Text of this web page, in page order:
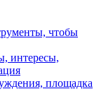
чтобы
интересы,
площадка